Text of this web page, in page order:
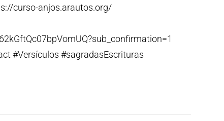
curso-anjos.arautos.org/
#Versículos #sagradasEscrituras